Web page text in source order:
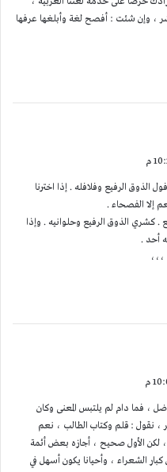
، وإن شئت : أفصح لغة وأبلغها عرفها
الذوق الرفيع وفلافله . إذا اخترنا
إلا الفصحاء .
. كشري الذوق الرفيع وحلوانيه . وإذا
أحد .
، فما دام لم يلتبس المعنى وكان
، نقول : قلم وكتاب الطالب ، نعم
، لكن الأول صحيح ، أجازه بعض أئمة
الشعراء ، وأحيانا يكون أسهل في